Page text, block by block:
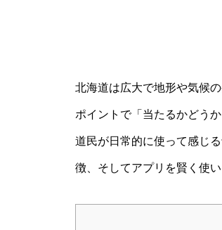
北海道は広大で地形や気候
ポイントで「当たるかどう
道民が日常的に使って感じ
徴、そしてアプリを賢く使